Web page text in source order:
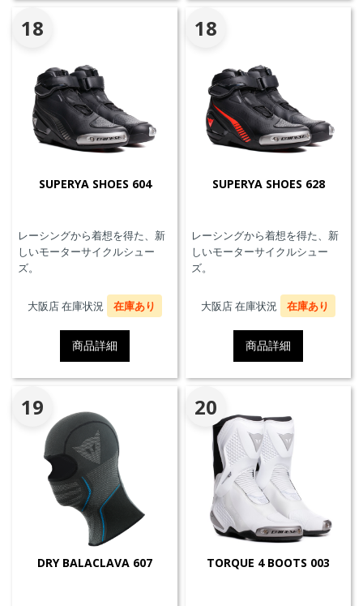
18
SUPERYA SHOES 604
レーシングから着想を得た、新
しいモーターサイクルシュー
ズ。
大阪店 在庫状況 在庫あり
商品詳細
18
SUPERYA SHOES 628
レーシングから着想を得た、新
しいモーターサイクルシュー
ズ。
大阪店 在庫状況 在庫あり
商品詳細
19
DRY BALACLAVA 607
20
TORQUE 4 BOOTS 003